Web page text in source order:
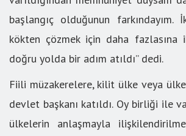
başlangıç olduğunun farkındayım.
kökten çözmek için daha fazlasına
doğru yolda bir adım atıldı” dedi.
Fiili müzakerelere, kilit ülke veya
devlet başkanı katıldı. Oy birliği ile
ülkelerin anlaşmayla